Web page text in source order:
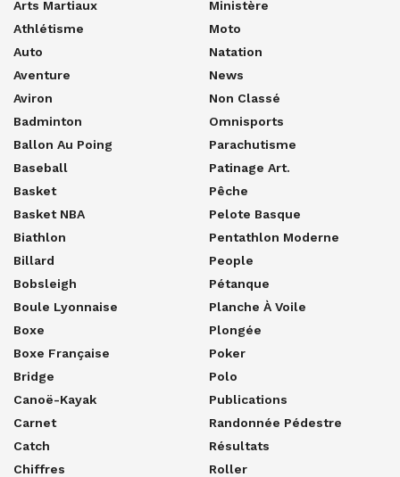
Arts Martiaux
Athlétisme
Auto
Aventure
Aviron
Badminton
Ballon Au Poing
Baseball
Basket
Basket NBA
Biathlon
Billard
Bobsleigh
Boule Lyonnaise
Boxe
Boxe Française
Bridge
Canoë-Kayak
Carnet
Catch
Chiffres
Ministère
Moto
Natation
News
Non Classé
Omnisports
Parachutisme
Patinage Art.
Pêche
Pelote Basque
Pentathlon Moderne
People
Pétanque
Planche À Voile
Plongée
Poker
Polo
Publications
Randonnée Pédestre
Résultats
Roller